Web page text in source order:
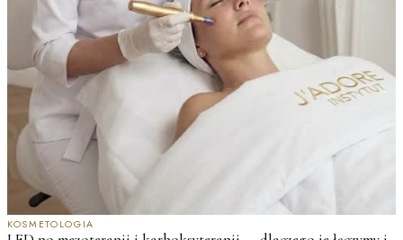
KOSMETOLOGIA